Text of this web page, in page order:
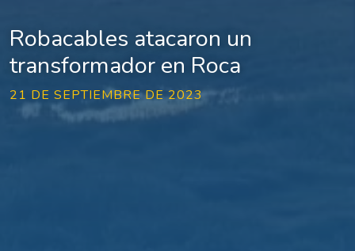
Robacables atacaron un
transformador en Roca
21 DE SEPTIEMBRE DE 2023